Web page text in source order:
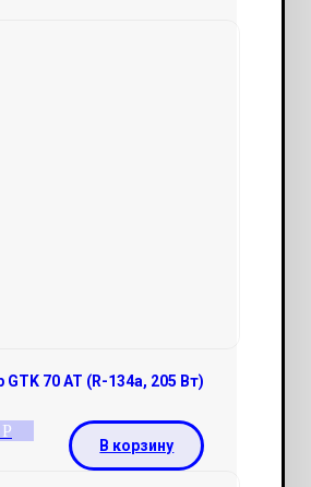
70 AT (R-134a, 205 Вт)
Р
В корзину